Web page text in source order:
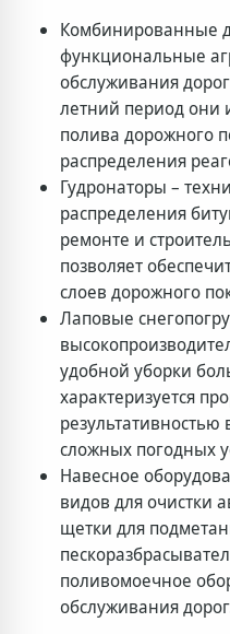
Комбинированные
функциональные
обслуживания
летний период они
полива дорожного
распределения
Гудронаторы –
распределения
ремонте и
позволяет
слоев дорожного
Лаповые
удобной уборки
характеризуется
результативностью
сложных погодных
Навесное
видов для очистки
щетки для
поливомоечное
обслуживания